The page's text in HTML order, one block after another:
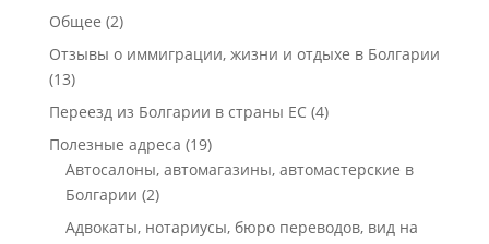
Общее (2)
Отзывы о иммиграции, жизни и отдыхе в Болгарии
(13)
Переезд из Болгарии в страны ЕС(4)
Полезные адреса (19)
Автосалоны, автомагазины, автомастерские в
Болгарии (2)
Адвокаты, нотариусы, бюро переводов, вид на